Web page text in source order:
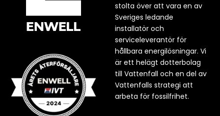
stolta över att vara en av
Sveriges ledande
installatör och
serviceleverantör för
hållbara energilösningar. Vi
är ett helägt dotterbolag
till Vattenfall och en del av
Vattenfalls strategi att
arbeta för fossilfrihet.